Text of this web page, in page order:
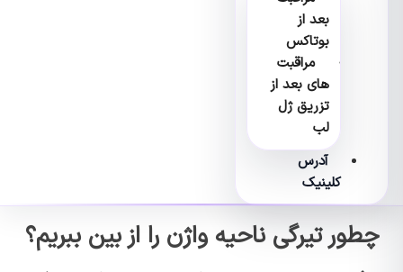
بعد از
بوتاکس
مراقبت
های بعد از
تزریق ژل
لب
آدرس
کلینیک
چطور تیرگی ناحیه واژن را از بین ببریم؟